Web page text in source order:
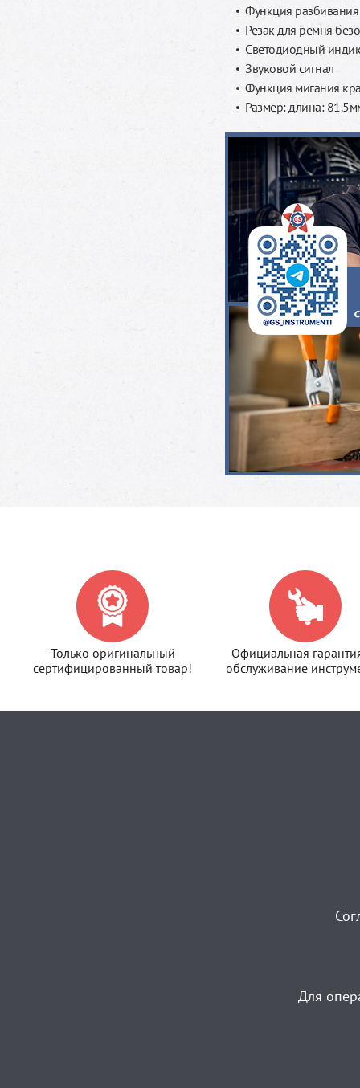
Функция разбивания
Резак для ремня
Светодиодный
Звуковой сигнал
Функция мигания
Размер: длина:
Только оригинальный
сертифицированный товар!
Официальная
обслуживание
Для